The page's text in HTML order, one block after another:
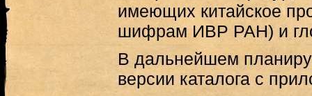
имеющих китайское
шифрам ИВР РАН) и
В дальнейшем
версии каталога с